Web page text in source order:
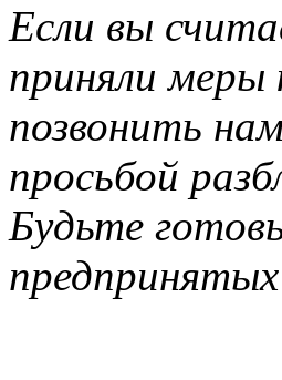
Если вы
приняли
позвонить
просьбой
Будьте